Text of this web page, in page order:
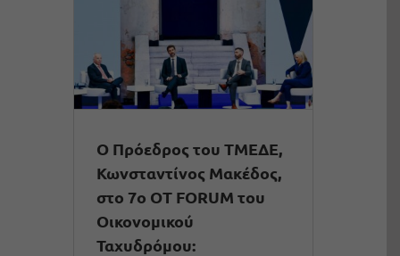
Ο Πρόεδρος του ΤΜΕΔΕ,
Κωνσταντίνος Μακέδος,
στο 7ο OT FORUM του
Οικονομικού
Ταχυδρόμου: